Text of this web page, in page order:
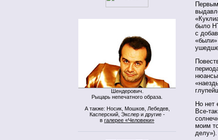
Шендерович.
Рыцарь непечатного образа.
А также: Носик, Мошков, Лебедев,
Касперский, Экслер и другие -
в галерее «Человеки»
было
с
«были»
Но нет
Все-
моим
делу»).